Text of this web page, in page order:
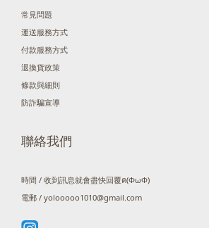
常見問題
運送服務方式
付款服務方式
退換貨政策
條款與細則
防詐騙宣導
聯絡我們
時間 / 收到訊息就會盡快回覆ฅ(ΦωΦ)
電郵 / yolooooo1010@gmail.com